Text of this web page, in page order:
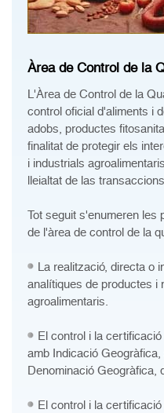
Àrea de Control de la
L'Àrea de Control de la
control oficial d'aliments i
adobs, productes
finalitat de protegir els
i industrials
lleialtat de las
Tot seguit s'enumeren les
de l'àrea de control de la
La realització, directa o
analítiques de productes i
agroalimentaris.
El control i la
amb Indicació
Denominació Geogràfica,
El control i la